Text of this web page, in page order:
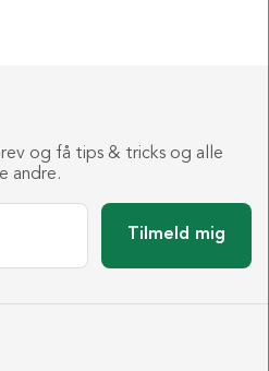
og få tips & tricks og alle
andre.
Tilmeld mig